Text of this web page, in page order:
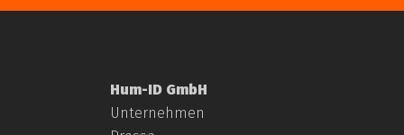
Hum-ID GmbH
Unternehmen